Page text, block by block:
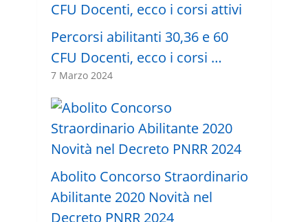
Percorsi abilitanti 30,36 e 60
CFU Docenti, ecco i corsi …
7 Marzo 2024
Abolito Concorso Straordinario
Abilitante 2020 Novità nel
Decreto PNRR 2024